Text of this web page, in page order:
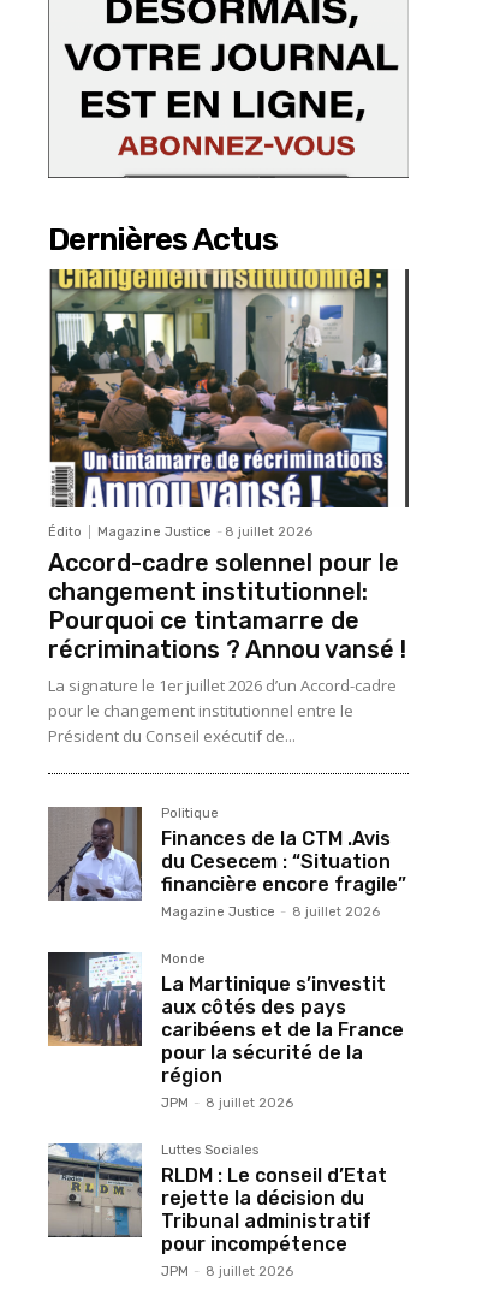
Dernières Actus
Édito Magazine Justice - 8 juillet 2026
Accord-cadre solennel pour le
changement institutionnel:
Pourquoi ce tintamarre de
récriminations ? Annou vansé !
La signature le 1er juillet 2026 d’un Accord-cadre
pour le changement institutionnel entre le
Président du Conseil exécutif de...
Politique
Finances de la CTM .Avis
du Cesecem : “Situation
financière encore fragile”
Magazine Justice - 8 juillet 2026
Monde
La Martinique s’investit
aux côtés des pays
caribéens et de la France
pour la sécurité de la
région
JPM - 8 juillet 2026
Luttes Sociales
RLDM : Le conseil d’Etat
rejette la décision du
Tribunal administratif
pour incompétence
JPM - 8 juillet 2026